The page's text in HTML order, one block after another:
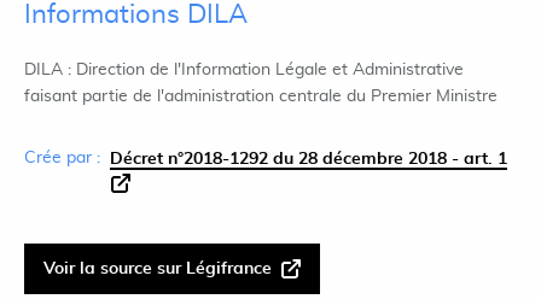
Informations DILA
DILA : Direction de l'Information Légale et Administrative
faisant partie de l'administration centrale du Premier Ministre
Crée par : Décret n°2018-1292 du 28 décembre 2018 - art. 1
Voir la source sur Légifrance